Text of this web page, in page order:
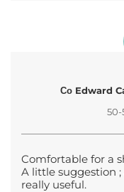
Со Edward
50-
Comfortable for a
A little suggestion
really useful.